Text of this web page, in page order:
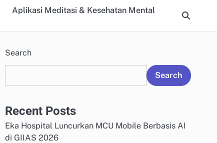
Aplikasi Meditasi & Kesehatan Mental
Search
Search
Recent Posts
Eka Hospital Luncurkan MCU Mobile Berbasis AI
di GIIAS 2026